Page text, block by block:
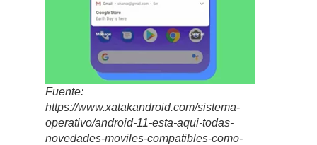
Fuente:
https://www.xatakandroid.com/sistema-
operativo/android-11-esta-aqui-todas-
novedades-moviles-compatibles-como-